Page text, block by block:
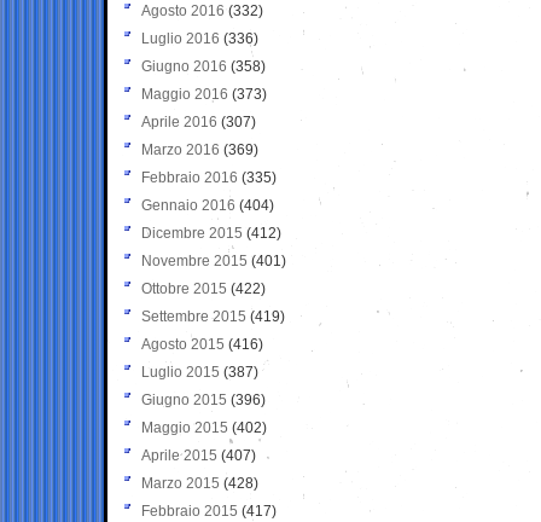
Agosto 2016 (332)
Luglio 2016 (336)
Giugno 2016 (358)
Maggio 2016 (373)
Aprile 2016 (307)
Marzo 2016 (369)
Febbraio 2016 (335)
Gennaio 2016 (404)
Dicembre 2015 (412)
Novembre 2015 (401)
Ottobre 2015 (422)
Settembre 2015 (419)
Agosto 2015 (416)
Luglio 2015 (387)
Giugno 2015 (396)
Maggio 2015 (402)
Aprile 2015 (407)
Marzo 2015 (428)
Febbraio 2015 (417)